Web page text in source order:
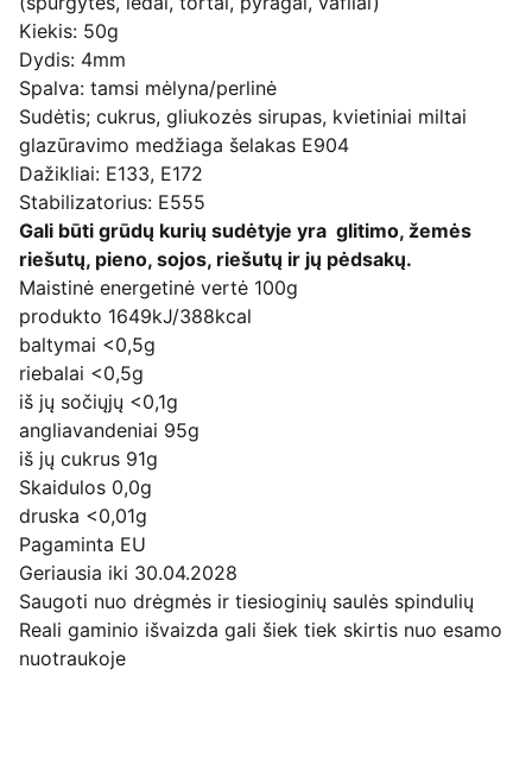
Kiekis: 50g
Dydis: 4mm
Spalva: tamsi mėlyna/perlinė
Sudėtis; cukrus, gliukozės sirupas, kvietiniai miltai
glazūravimo medžiaga šelakas E904
Dažikliai: E133, E172
Stabilizatorius: E555
Gali būti grūdų kurių sudėtyje yra glitimo, žemės
riešutų, pieno, sojos, riešutų ir jų pėdsakų.
Maistinė energetinė vertė 100g
produkto 1649kJ/388kcal
baltymai <0,5g
riebalai <0,5g
iš jų sočiųjų <0,1g
angliavandeniai 95g
iš jų cukrus 91g
Skaidulos 0,0g
druska <0,01g
Pagaminta EU
Geriausia iki 30.04.2028
Saugoti nuo drėgmės ir tiesioginių saulės spindulių
Reali gaminio išvaizda gali šiek tiek skirtis nuo esamo
nuotraukoje